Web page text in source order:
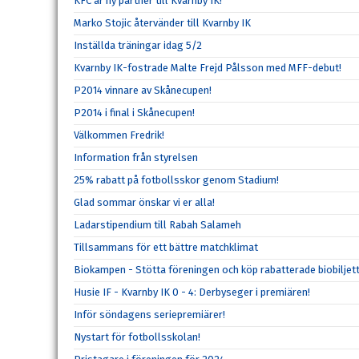
Marko Stojic återvänder till Kvarnby IK
Inställda träningar idag 5/2
Kvarnby IK-fostrade Malte Frejd Pålsson med MFF-debut!
P2014 vinnare av Skånecupen!
P2014 i final i Skånecupen!
Välkommen Fredrik!
Information från styrelsen
25% rabatt på fotbollsskor genom Stadium!
Glad sommar önskar vi er alla!
Ladarstipendium till Rabah Salameh
Tillsammans för ett bättre matchklimat
Biokampen - Stötta föreningen och köp rabatterade
Husie IF - Kvarnby IK 0 - 4: Derbyseger i premiären!
Inför söndagens seriepremiärer!
Nystart för fotbollsskolan!